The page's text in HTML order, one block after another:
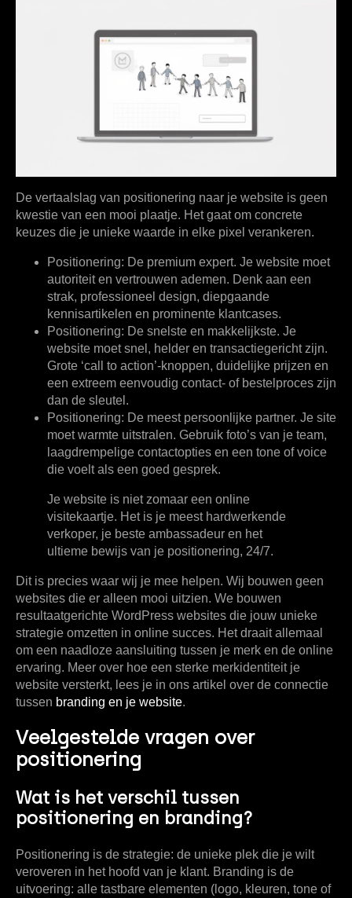
De vertaalslag van positionering naar je website is geen
kwestie van een mooi plaatje. Het gaat om concrete
keuzes die je unieke waarde in elke pixel verankeren.
Positionering: De premium expert. Je website moet
autoriteit en vertrouwen ademen. Denk aan een
strak, professioneel design, diepgaande
kennisartikelen en prominente klantcases.
Positionering: De snelste en makkelijkste. Je
website moet snel, helder en transactiegericht zijn.
Grote ‘call to action’-knoppen, duidelijke prijzen en
een extreem eenvoudig contact- of bestelproces zijn
dan de sleutel.
Positionering: De meest persoonlijke partner. Je site
moet warmte uitstralen. Gebruik foto’s van je team,
laagdrempelige contactopties en een tone of voice
die voelt als een goed gesprek.
Je website is niet zomaar een online
visitekaartje. Het is je meest hardwerkende
verkoper, je beste ambassadeur en het
ultieme bewijs van je positionering, 24/7.
Dit is precies waar wij je mee helpen. Wij bouwen geen
websites die er alleen mooi uitzien. We bouwen
resultaatgerichte WordPress websites die jouw unieke
strategie omzetten in online succes. Het draait allemaal
om een naadloze aansluiting tussen je merk en de online
ervaring. Meer over hoe een sterke merkidentiteit je
website versterkt, lees je in ons artikel over de connectie
tussen branding en je website.
Veelgestelde vragen over
positionering
Wat is het verschil tussen
positionering en branding?
Positionering is de strategie: de unieke plek die je wilt
veroveren in het hoofd van je klant. Branding is de
uitvoering: alle tastbare elementen (logo, kleuren, tone of